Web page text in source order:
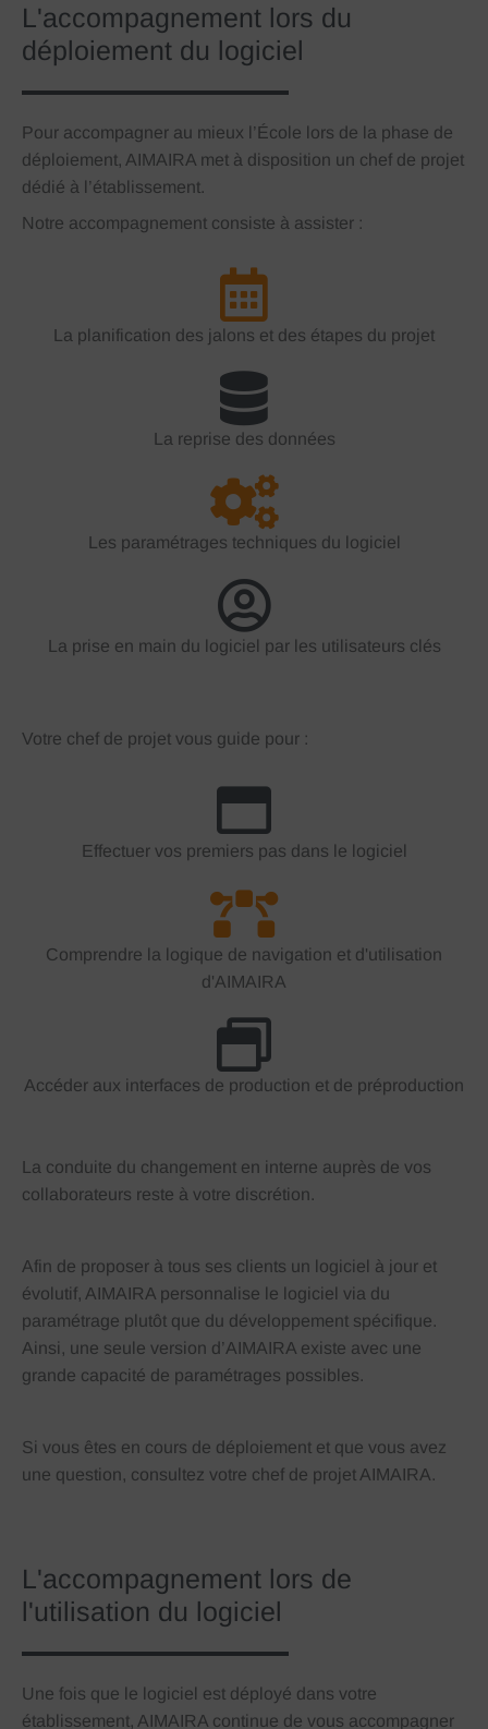
L'accompagnement lors du
déploiement du logiciel
Pour accompagner au mieux l’École lors de la phase de
déploiement, AIMAIRA met à disposition un chef de projet
dédié à l’établissement.
Notre accompagnement consiste à assister :
La planification des jalons et des étapes du projet
La reprise des données
Les paramétrages techniques du logiciel
La prise en main du logiciel par les utilisateurs clés
Votre chef de projet vous guide pour :
Effectuer vos premiers pas dans le logiciel
Comprendre la logique de navigation et d'utilisation
d'AIMAIRA
Accéder aux interfaces de production et de préproduction
La conduite du changement en interne auprès de vos
collaborateurs reste à votre discrétion.
Afin de proposer à tous ses clients un logiciel à jour et
évolutif, AIMAIRA personnalise le logiciel via du
paramétrage plutôt que du développement spécifique.
Ainsi, une seule version d’AIMAIRA existe avec une
grande capacité de paramétrages possibles.
Si vous êtes en cours de déploiement et que vous avez
une question, consultez votre chef de projet AIMAIRA.
L'accompagnement lors de
l'utilisation du logiciel
Une fois que le logiciel est déployé dans votre
établissement, AIMAIRA continue de vous accompagner